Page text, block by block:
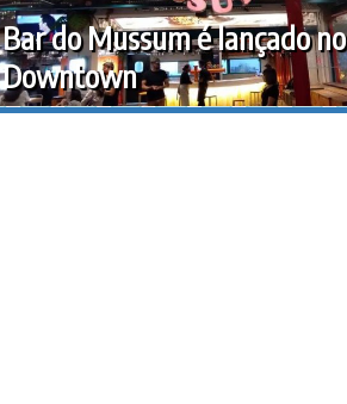
Bar do Mussum é lançado no
Downtown